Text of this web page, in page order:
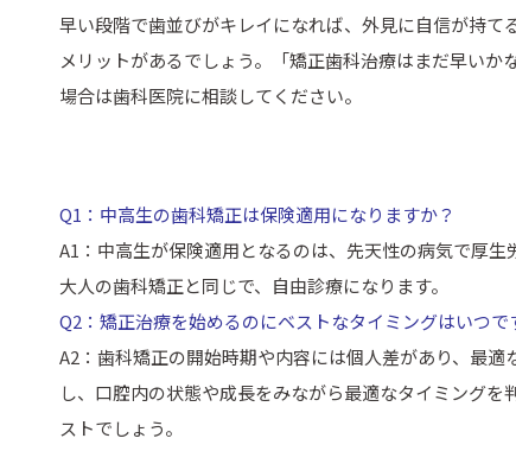
早い段階で歯並びがキレイになれば、外見に自信が持
メリットがあるでしょう。「矯正歯科治療はまだ早い
場合は歯科医院に相談してください。
Q1：中高生の歯科矯正は保険適用になりますか？
A1：中高生が保険適用となるのは、先天性の病気で厚
大人の歯科矯正と同じで、自由診療になります。
Q2：矯正治療を始めるのにベストなタイミングはいつで
A2：歯科矯正の開始時期や内容には個人差があり、最
し、口腔内の状態や成長をみながら最適なタイミング
ストでしょう。